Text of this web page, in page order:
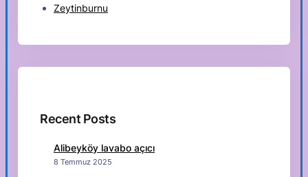
Zeytinburnu
Recent Posts
Alibeyköy lavabo açıcı
8 Temmuz 2025